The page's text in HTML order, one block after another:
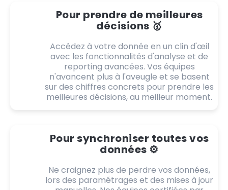
Pour prendre de meilleures
décisions 🥇
Accédez à votre donnée en un clin d'œil
avec les fonctionnalités d'analyse et de
reporting avancées. Vos équipes
n'avancent plus à l'aveugle et se basent
sur des chiffres concrets pour prendre les
meilleures décisions, au meilleur moment.
Pour synchroniser toutes vos
données ⚙️
Ne craignez plus de perdre vos données,
lors des paramétrages et des mises à jour